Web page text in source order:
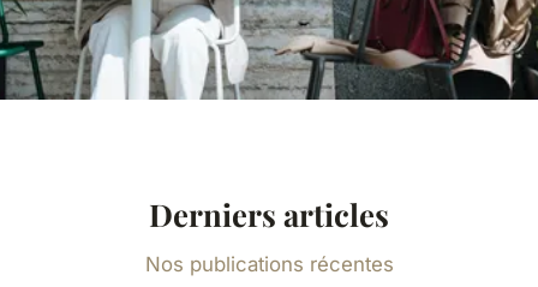
Derniers articles
Nos publications récentes